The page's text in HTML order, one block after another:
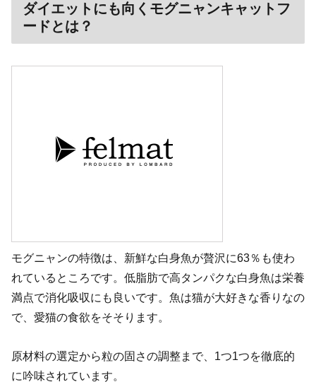
ダイエットにも向くモグニャンキャットフ
ードとは？
モグニャンの特徴は、新鮮な白身魚が贅沢に63％も使わ
れているところです。低脂肪で高タンパクな白身魚は栄養
満点で消化吸収にも良いです。魚は猫が大好きな香りなの
で、愛猫の食欲をそそります。
原材料の選定から粒の固さの調整まで、1つ1つを徹底的
に吟味されています。